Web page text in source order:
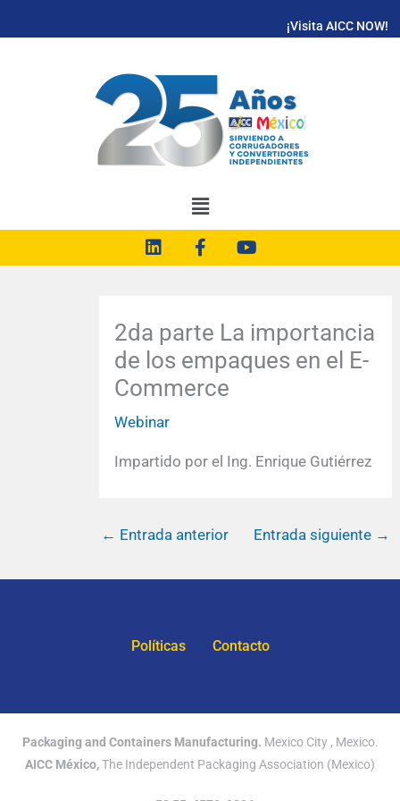
al
¡Visita AICC NOW!
L
i
d
i
n
F
a
o
o
k
-
f
Y
o
b
e
2da parte La importancia
de los empaques en el E-
Commerce
Webinar
Impartido por el Ing. Enrique Gutiérrez
← Entrada anterior Entrada siguiente →
Políticas Contacto
Packaging and Containers Manufacturing. Mexico City , Mexico.
AICC México,The Independent Packaging Association (Mexico)